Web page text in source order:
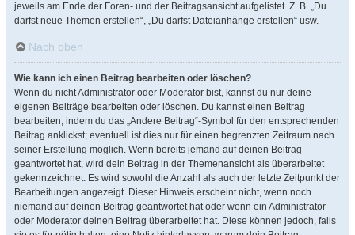
jeweils am Ende der Foren- und der Beitragsansicht aufgelistet. Z. B. „Du
darfst neue Themen erstellen“, „Du darfst Dateianhänge erstellen“ usw.
Nach oben
Wie kann ich einen Beitrag bearbeiten oder löschen?
Wenn du nicht Administrator oder Moderator bist, kannst du nur deine
eigenen Beiträge bearbeiten oder löschen. Du kannst einen Beitrag
bearbeiten, indem du das „Ändere Beitrag“-Symbol für den entsprechenden
Beitrag anklickst; eventuell ist dies nur für einen begrenzten Zeitraum nach
seiner Erstellung möglich. Wenn bereits jemand auf deinen Beitrag
geantwortet hat, wird dein Beitrag in der Themenansicht als überarbeitet
gekennzeichnet. Es wird sowohl die Anzahl als auch der letzte Zeitpunkt der
Bearbeitungen angezeigt. Dieser Hinweis erscheint nicht, wenn noch
niemand auf deinen Beitrag geantwortet hat oder wenn ein Administrator
oder Moderator deinen Beitrag überarbeitet hat. Diese können jedoch, falls